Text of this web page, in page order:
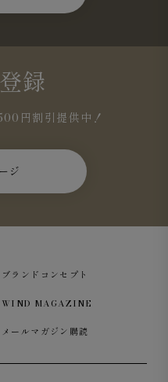
録
円割引提供中！
ジ
ブランドコンセプト
WIND MAGAZINE
メールマガジン購読